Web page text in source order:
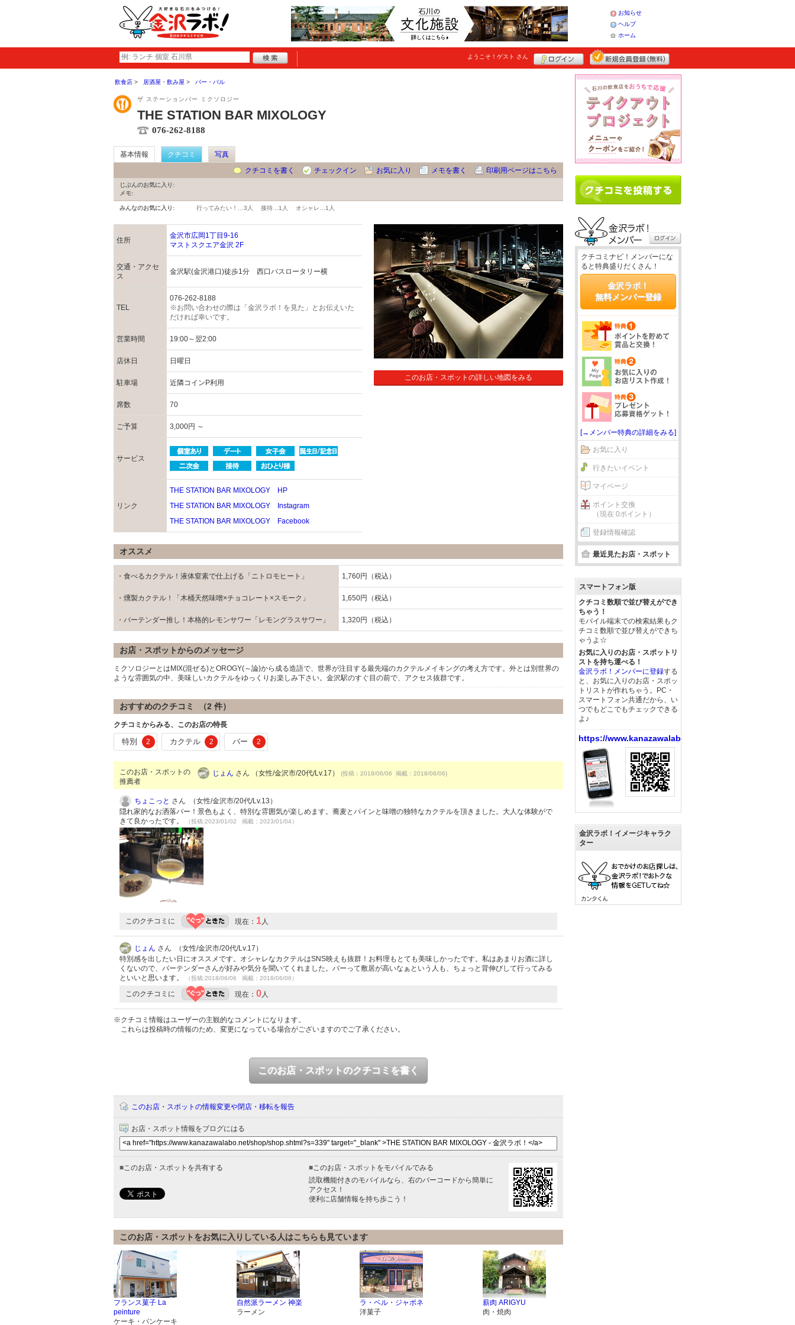
お知らせ
ヘルプ
ホーム
ようこそ！ ゲスト さん
飲食店 居酒屋・飲み屋 バー・バル
ザ ステーションバー ミクソロジー
THE STATION BAR MIXOLOGY
076-262-8188
基本情報 クチコミ
写真
クチコミを書く
チェックイン お気に入り メモを書く 印刷用ページはこちら
じぶんのお気に入り:
メモ:
みんなのお気に入り: 行ってみたい！… 3人 接待… 1人 オシャレ… 1人
住所
金沢市広岡1丁目9-16
マストスクエア金沢 2F
交通・アクセ
ス
金沢駅(金沢港口)徒歩1分 西口バスロータリー横
TEL
076-262-8188
※お問い合わせの際は「金沢ラボ！を見た」とお伝えいた
だければ幸いです。
営業時間 19:00～翌2:00
店休日 日曜日
駐車場 近隣コインP利用
席数 70
ご予算 3,000円 ～
サービス
リンク
THE STATION BAR MIXOLOGY HP
THE STATION BAR MIXOLOGY Instagram
THE STATION BAR MIXOLOGY Facebook
このお店・スポットの詳しい地図をみる
オススメ
・食べるカクテル！液体窒素で仕上げる「ニトロモヒート」 1,760円（税込）
・燻製カクテル！「木桶天然味噌×チョコレート×スモーク」 1,650円（税込）
・バーテンダー推し！本格的レモンサワー「レモングラスサワー」 1,320円（税込）
お店・スポットからのメッセージ
ミクソロジーとはMIX(混ぜる)とOROGY(～論)から成る造語で、世界が注目する最先端のカクテルメイキングの考え方です。外とは別世界の
ような雰囲気の中、美味しいカクテルをゆっくりお楽しみ下さい。金沢駅のすぐ目の前で、アクセス抜群です。
おすすめのクチコミ （2 件）
クチコミからみる、このお店の特長
特別 2 カクテル 2 バー 2
このお店・スポットの
推薦者
じょん さん （女性/金沢市/20代/Lv.17） (投稿：2018/06/06 掲載：2018/06/06)
ちょこっと さん （女性/金沢市/20代/Lv.13）
隠れ家的なお洒落バー！景色もよく、特別な雰囲気が楽しめます。蕎麦とパインと味噌の独特なカクテルを頂きました。大人な体験がで
きて良かったです。
（投稿:2023/01/02 掲載：2023/01/04）
このクチコミに 現在： 1 人
じょん さん （女性/金沢市/20代/Lv.17）
特別感を出したい日にオススメです。オシャレなカクテルはSNS映えも抜群！お料理もとても美味しかったです。私はあまりお酒に詳し
くないので、バーテンダーさんが好みや気分を聞いてくれました。バーって敷居が高いなぁという人も、ちょっと背伸びして行ってみる
といいと思います。
（投稿:2018/06/06 掲載：2018/06/06）
このクチコミに 現在： 0 人
※クチコミ情報はユーザーの主観的なコメントになります。
これらは投稿時の情報のため、変更になっている場合がございますのでご了承ください。
このお店・スポットのクチコミを書く
このお店・スポットの情報変更や閉店・移転を報告
お店・スポット情報をブログにはる
■ このお店・スポットを共有する ■ このお店・スポットをモバイルでみる
読取機能付きのモバイルなら、右のバーコードから簡単に
アクセス！
便利に店舗情報を持ち歩こう！
このお店・スポットをお気に入りしている人はこちらも見ています
フランス菓子 La
peinture
ケーキ・パンケーキ
自然派ラーメン 神楽
ラーメン
ラ・ベル・ジャポネ
洋菓子
薪肉 ARIGYU
肉・焼肉
クチコミナビ！メンバーにな
ると特典盛りだくさん！
金沢ラボ！
無料メンバー登録
[→メンバー特典の詳細をみる]
お気に入り
行きたいイベント
マイページ
ポイント交換
（現在 0ポイント）
登録情報確認
最近見たお店・スポット
スマートフォン版
クチコミ数順で並び替えができ
ちゃう！
モバイル端末での検索結果もク
チコミ数順で並び替えができち
ゃうよ☆
お気に入りのお店・スポットリ
ストを持ち運べる！
金沢ラボ！メンバーに登録する
と、お気に入りのお店・スポッ
トリストが作れちゃう。PC・
スマートフォン共通だから、い
つでもどこでもチェックできる
よ♪
https://www.kanazawalabo.net/
金沢ラボ！イメージキャラク
ター